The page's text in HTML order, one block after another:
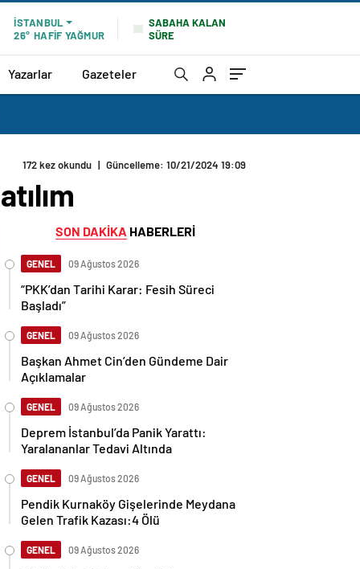
İSTANBUL
26° HAFİF YAĞMUR
SABAHA KALAN
SÜRE
Yazarlar Gazeteler
172 kez okundu | Güncelleme: 10/21/2024 19:09
SON DAKİKA HABERLERİ
GENEL 09 Ağustos 2026
“PKK’dan Tarihi Karar: Fesih Süreci
Başladı”
GENEL 09 Ağustos 2026
Başkan Ahmet Cin’den Gündeme Dair
Açıklamalar
GENEL 09 Ağustos 2026
Deprem İstanbul’da Panik Yarattı:
Yaralananlar Tedavi Altında
GENEL 09 Ağustos 2026
Pendik Kurnaköy Gişelerinde Meydana
Gelen Trafik Kazası:4 Ölü
GENEL 09 Ağustos 2026